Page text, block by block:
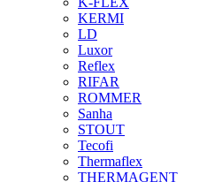
KERMI
LD
Luxor
Reflex
RIFAR
ROMMER
Sanha
STOUT
Tecofi
Thermaflex
THERMAGENT